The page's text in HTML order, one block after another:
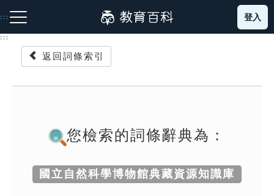
到
主
::: 登入
:::
返回詞條索引
您檢索的詞條辭典為：
國立自然科學博物館典藏資源知識庫